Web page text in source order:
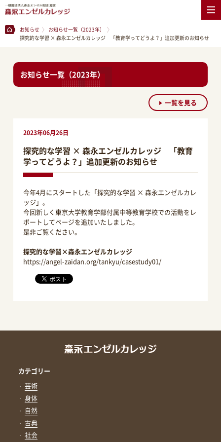
お知らせ
お知らせ一覧（2023年）
探究的な学習 × 森永エンゼルカレッジ 「教育学ってどうよ？」追加更新のお知らせ
お知らせ一覧（2023年）
一覧を見る
2023年06月26日
探究的な学習 × 森永エンゼルカレッジ 「教育
学ってどうよ？」追加更新のお知らせ
今年4月にスタートした「探究的な学習 × 森永エンゼルカレ
ッジ」。
今回新しく東京大学教育学部付属中等教育学校での活動をレ
ポートしてページを追加いたしました。
是非ご覧ください。
探究的な学習×森永エンゼルカレッジ
https://angel-zaidan.org/tankyu/casestudy01/
カテゴリー
芸術
身体
自然
古典
社会